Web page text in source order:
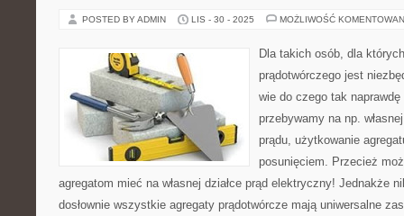
POSTED BY ADMIN LIS - 30 - 2025 MOŻLIWOŚĆ
Dla takich osób, dla
prądotwórczego jest
wie do czego tak naprawdę
przebywamy na np.
prądu, użytkowanie
posunięciem. Przecież
agregatom mieć na własnej działce prąd elektryczny! Jednakże
dosłownie wszystkie agregaty prądotwórcze mają uniwersalne